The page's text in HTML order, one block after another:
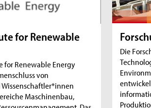
for Renewable
for Renewable Energy
von
Maschinenbau,
Die